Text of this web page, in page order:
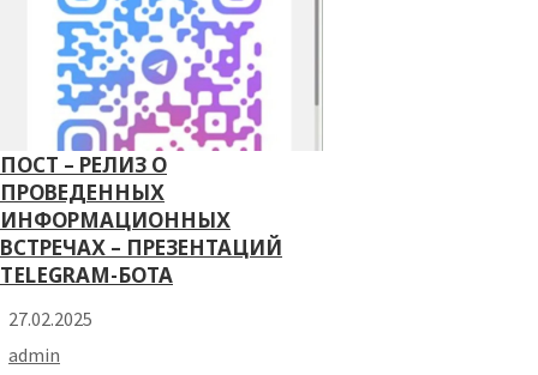
ПОСТ – РЕЛИЗ О
ПРОВЕДЕННЫХ
ИНФОРМАЦИОННЫХ
ВСТРЕЧАХ – ПРЕЗЕНТАЦИЙ
TELEGRAM-БОТА
27.02.2025
admin